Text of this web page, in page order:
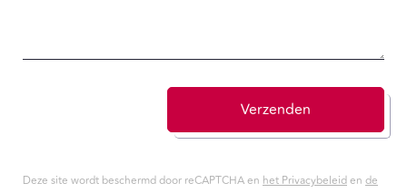
Verzenden
Deze site wordt beschermd door reCAPTCHA en het Privacybeleiden de